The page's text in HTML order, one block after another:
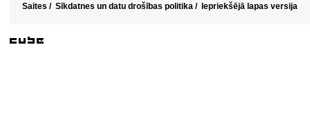
Saites / Sīkdatnes un datu drošības politika / Iepriekšējā lapas versija